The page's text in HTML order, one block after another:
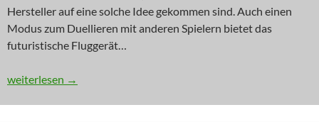
Hersteller auf eine solche Idee gekommen sind. Auch einen
Modus zum Duellieren mit anderen Spielern bietet das
futuristische Fluggerät…
INNOVATION: Call in the Chopper
weiterlesen →